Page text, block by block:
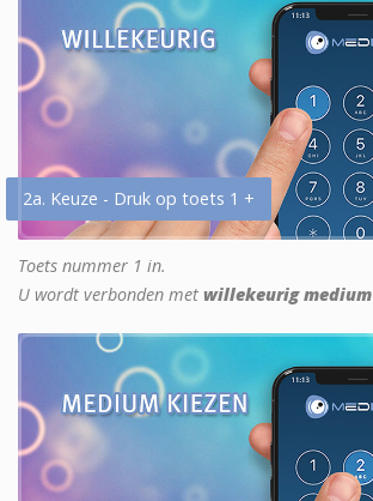
2a. Keuze - Druk op toets 1 +
Toets nummer 1 in.
U wordt verbonden met willekeurig medium